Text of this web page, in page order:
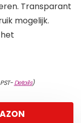
Transparant
mogelijk.
Details)